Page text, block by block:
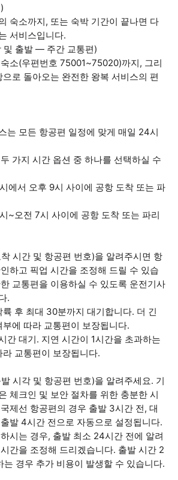
숙소까지, 또는 숙박 기간이 끝나면 다
서비스입니다.
및 출발 — 주간 교통편)
소(우편번호 75001~75020)까지, 그리
로 돌아오는 완전한 왕복 서비스의 편
는 모든 항공편 일정에 맞게 매일 24시
가지 시간 옵션 중 하나를 선택하실 수
에서 오후 9시 사이에 공항 도착 또는 파
~오전 7시 사이에 공항 도착 또는 파리
시간 및 항공편 번호)을 알려주시면 항
하고 픽업 시간을 조정해 드릴 수 있습
교통편을 이용하실 수 있도록 운전기사
.
후 최대 30분까지 대기합니다. 더 긴
에 따라 교통편이 보장됩니다.
간 대기. 지연 시간이 1시간을 초과하는
교통편이 보장됩니다.
시각 및 항공편 번호)을 알려주세요. 기
체크인 및 보안 절차를 위한 충분한 시
제선 항공편의 경우 출발 3시간 전, 대
발 4시간 전으로 자동으로 설정됩니다.
시는 경우, 출발 최소 24시간 전에 알려
간을 조정해 드리겠습니다. 출발 시간 2
경우 추가 비용이 발생할 수 있습니다.